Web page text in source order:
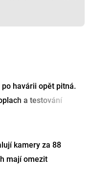
po havárii opět pitná.
a testování
kamery za 88
mají omezit